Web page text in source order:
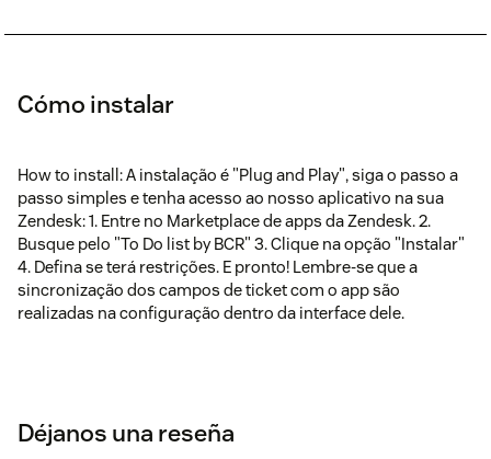
Cómo instalar
How to install: A instalação é "Plug and Play", siga o passo a
passo simples e tenha acesso ao nosso aplicativo na sua
Zendesk: 1. Entre no Marketplace de apps da Zendesk. 2.
Busque pelo "To Do list by BCR" 3. Clique na opção "Instalar"
4. Defina se terá restrições. E pronto! Lembre-se que a
sincronização dos campos de ticket com o app são
realizadas na configuração dentro da interface dele.
Déjanos una reseña